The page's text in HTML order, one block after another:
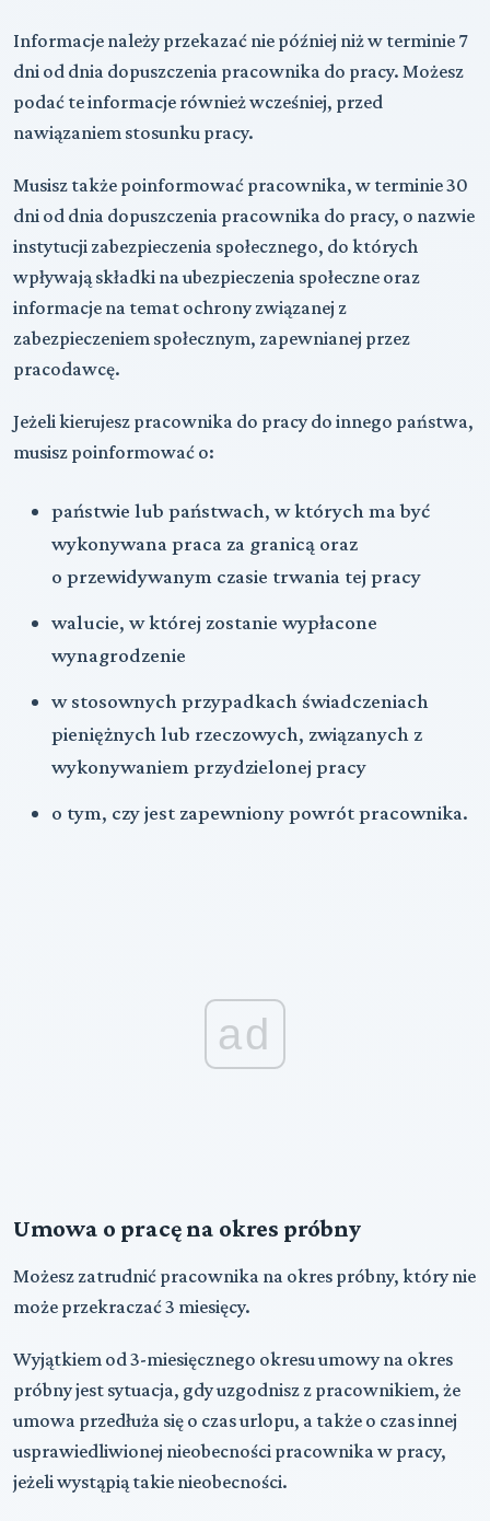
Informacje należy przekazać nie później niżw terminie 7
dni od dnia dopuszczenia pracownika do pracy. Możesz
podać te informacje również wcześniej, przed
nawiązaniem stosunku pracy.
Musisz także poinformować pracownika, w terminie 30
dni od dnia dopuszczenia pracownika do pracy, o nazwie
instytucji zabezpieczenia społecznego, do których
wpływają składki na ubezpieczenia społeczne oraz
informacje na temat ochrony związanej z
zabezpieczeniem społecznym, zapewnianej przez
pracodawcę.
Jeżeli kierujesz pracownika do pracy do innego państwa,
musisz poinformować o:
państwie lub państwach, w których ma być
wykonywana praca za granicą oraz
o przewidywanym czasie trwania tej pracy
walucie, w której zostanie wypłacone
wynagrodzenie
w stosownych przypadkach świadczeniach
pieniężnych lub rzeczowych, związanych z
wykonywaniem przydzielonej pracy
o tym, czy jest zapewniony powrót pracownika.
ad
Umowa o pracę na okres próbny
Możesz zatrudnić pracownika na okres próbny, który nie
może przekraczać 3 miesięcy.
Wyjątkiem od 3-miesięcznego okresu umowy na okres
próbny jest sytuacja, gdy uzgodnisz z pracownikiem, że
umowa przedłuża się o czas urlopu, a także o czas innej
usprawiedliwionej nieobecności pracownika w pracy,
jeżeli wystąpią takie nieobecności.